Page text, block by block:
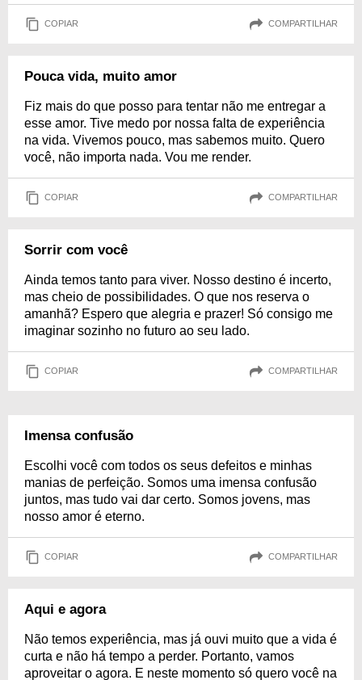
COPIAR COMPARTILHAR
Pouca vida, muito amor
Fiz mais do que posso para tentar não me entregar a
esse amor. Tive medo por nossa falta de experiência
na vida. Vivemos pouco, mas sabemos muito. Quero
você, não importa nada. Vou me render.
COPIAR COMPARTILHAR
Sorrir com você
Ainda temos tanto para viver. Nosso destino é incerto,
mas cheio de possibilidades. O que nos reserva o
amanhã? Espero que alegria e prazer! Só consigo me
imaginar sozinho no futuro ao seu lado.
COPIAR COMPARTILHAR
Imensa confusão
Escolhi você com todos os seus defeitos e minhas
manias de perfeição. Somos uma imensa confusão
juntos, mas tudo vai dar certo. Somos jovens, mas
nosso amor é eterno.
COPIAR COMPARTILHAR
Aqui e agora
Não temos experiência, mas já ouvi muito que a vida é
curta e não há tempo a perder. Portanto, vamos
aproveitar o agora. E neste momento só quero você na